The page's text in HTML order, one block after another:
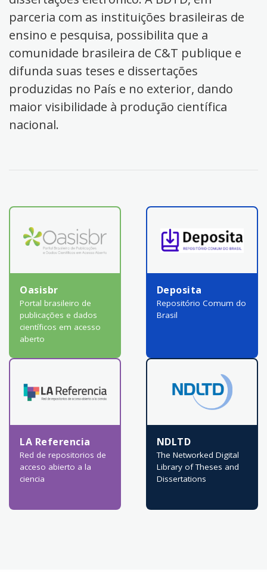
parceria com as instituições brasileiras de
ensino e pesquisa, possibilita que a
comunidade brasileira de C&T publique e
difunda suas teses e dissertações
produzidas no País e no exterior, dando
maior visibilidade à produção científica
nacional.
Oasisbr
Portal brasileiro de
publicações e dados
científicos em acesso
aberto
Deposita
Repositório Comum do
Brasil
LA Referencia
Red de repositorios de
acceso abierto a la
ciencia
NDLTD
The Networked Digital
Library of Theses and
Dissertations